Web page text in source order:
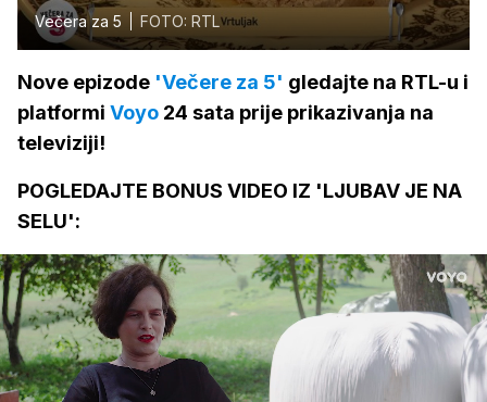
Večera za 5 FOTO: RTL
Nove epizode 'Večere za 5' gledajte na RTL-u i
platformi Voyo 24 sata prije prikazivanja na
televiziji!
POGLEDAJTE BONUS VIDEO IZ 'LJUBAV JE NA
SELU':